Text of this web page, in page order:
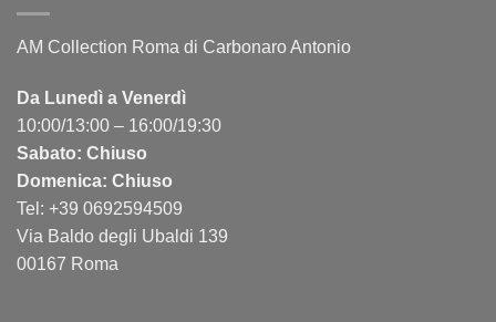
AM Collection Roma di Carbonaro Antonio
Da Lunedì a Venerdì
10:00/13:00 – 16:00/19:30
Sabato: Chiuso
Domenica: Chiuso
Tel: +39 0692594509
Via Baldo degli Ubaldi 139
00167 Roma